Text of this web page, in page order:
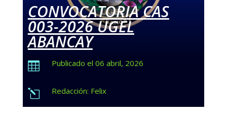
CONVOCATORIA CAS
003-2026 UGEL
ABANCAY
 Publicado el 06 abril, 2026
l Redacción: Felix